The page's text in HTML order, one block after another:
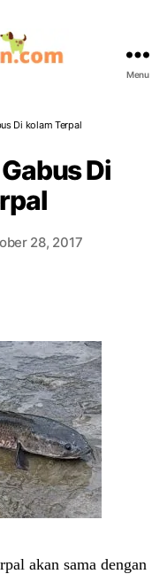
Menu
Di kolam Terpal
Di
28, 2017
akan sama dengan